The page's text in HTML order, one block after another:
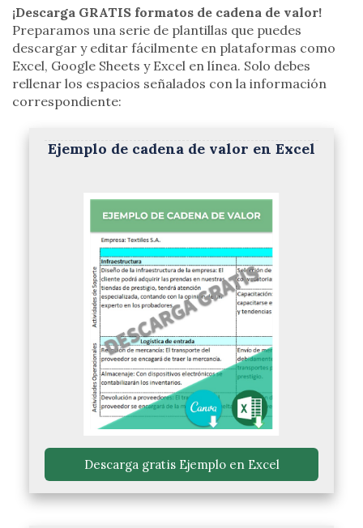
¡Descarga GRATIS formatos de cadena de valor!
Preparamos una serie de plantillas que puedes
descargar y editar fácilmente en plataformas como
Excel, Google Sheets y Excel en línea. Solo debes
rellenar los espacios señalados con la información
correspondiente:
Ejemplo de cadena de valor en Excel
Descarga gratis Ejemplo en Excel